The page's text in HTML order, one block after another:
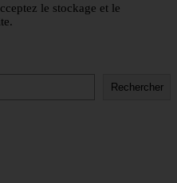
le stockage et le
Rechercher